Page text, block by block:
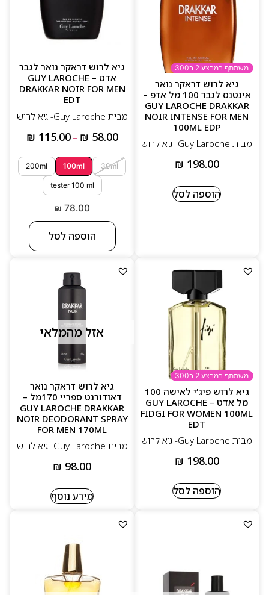
משתתף במבצע 2 ב300
גיא לרוש דראקר נואר
אינטנס לגבר 100 מל אדפ –
GUY LAROCHE DRAKKAR
NOIR INTENSE FOR MEN
100ML EDP
מבית Guy Laroche- גיא לרוש
₪ 198.00
הוספה לסל
גיא לרוש דראקר נואר לגבר
אדט – GUY LAROCHE
DRAKKAR NOIR FOR MEN
EDT
מבית Guy Laroche- גיא לרוש
₪ 58.00
–
₪ 115.00
30ml
100ml
200ml
tester 100 ml
₪ 78.00
הוספה לסל
משתתף במבצע 2 ב300
גיא לרוש פיג’י לאישה 100
מל אדט – GUY LAROCHE
FIDGI FOR WOMEN 100ML
EDT
מבית Guy Laroche- גיא לרוש
₪ 198.00
הוספה לסל
אזל מהמלאי
גיא לרוש דראקר נואר
דאודורנט ספריי 170מל –
GUY LAROCHE DRAKKAR
NOIR DEODORANT SPRAY
FOR MEN 170ML
מבית Guy Laroche- גיא לרוש
₪ 98.00
מידע נוסף